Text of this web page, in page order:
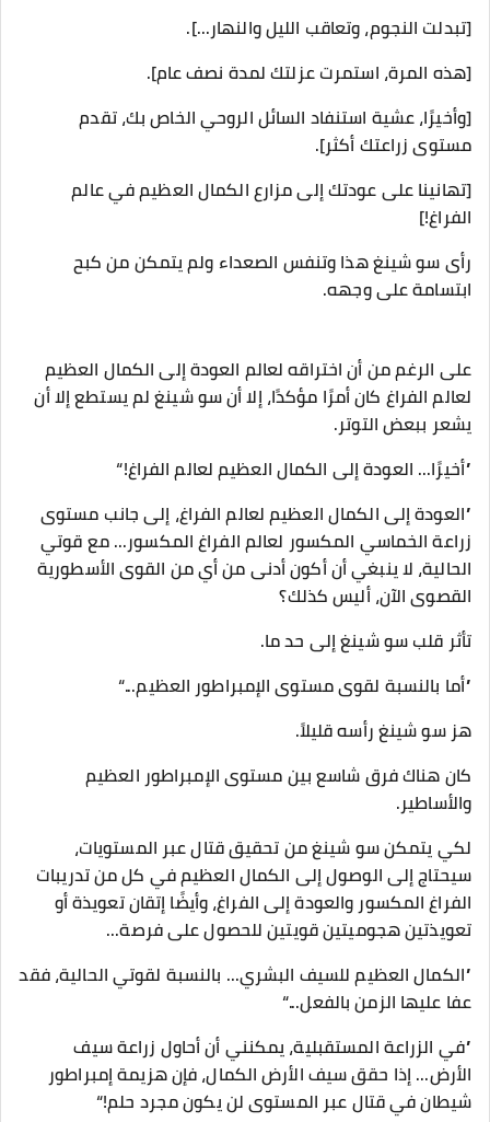
[تبدلت النجوم، وتعاقب الليل والنهار...].
[هذه المرة، استمرت عزلتك لمدة نصف عام].
[وأخيرًا، عشية استنفاد السائل الروحي الخاص بك، تقدم
مستوى زراعتك أكثر].
[تهانينا على عودتك إلى مزارع الكمال العظيم في عالم
الفراغ!]
رأى سو شينغ هذا وتنفس الصعداء ولم يتمكن من كبح
ابتسامة على وجهه.
على الرغم من أن اختراقه لعالم العودة إلى الكمال العظيم
لعالم الفراغ كان أمرًا مؤكدًا، إلا أن سو شينغ لم يستطع إلا أن
يشعر ببعض التوتر.
”أخيرًا... العودة إلى الكمال العظيم لعالم الفراغ!“
”العودة إلى الكمال العظيم لعالم الفراغ، إلى جانب مستوى
زراعة الخماسي المكسور لعالم الفراغ المكسور... مع قوتي
الحالية، لا ينبغي أن أكون أدنى من أي من القوى الأسطورية
القصوى الآن، أليس كذلك؟
تأثر قلب سو شينغ إلى حد ما.
”أما بالنسبة لقوى مستوى الإمبراطور العظيم...“
هز سو شينغ رأسه قليلاً.
كان هناك فرق شاسع بين مستوى الإمبراطور العظيم
والأساطير.
لكي يتمكن سو شينغ من تحقيق قتال عبر المستويات،
سيحتاج إلى الوصول إلى الكمال العظيم في كل من تدريبات
الفراغ المكسور والعودة إلى الفراغ، وأيضًا إتقان تعويذة أو
تعويذتين هجوميتين قويتين للحصول على فرصة...
”الكمال العظيم للسيف البشري... بالنسبة لقوتي الحالية، فقد
عفا عليها الزمن بالفعل...“
”في الزراعة المستقبلية، يمكنني أن أحاول زراعة سيف
الأرض... إذا حقق سيف الأرض الكمال، فإن هزيمة إمبراطور
شيطان في قتال عبر المستوى لن يكون مجرد حلم!“